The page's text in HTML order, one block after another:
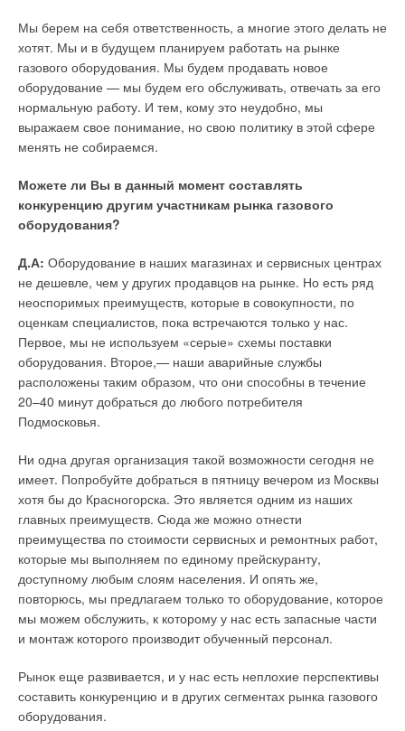
Мы берем на себя ответственность, а многие этого делать не
хотят. Мы и в будущем планируем работать на рынке
газового оборудования. Мы будем продавать новое
оборудование — мы будем его обслуживать, отвечать за его
нормальную работу. И тем, кому это неудобно, мы
выражаем свое понимание, но свою политику в этой сфере
менять не собираемся.
Можете ли Вы в данный момент составлять
конкуренцию другим участникам рынка газового
оборудования?
Д.А: Оборудование в наших магазинах и сервисных центрах
не дешевле, чем у других продавцов на рынке. Но есть ряд
неоспоримых преимуществ, которые в совокупности, по
оценкам специалистов, пока встречаются только у нас.
Первое, мы не используем «серые» схемы поставки
оборудования. Второе,— наши аварийные службы
расположены таким образом, что они способны в течение
20–40 минут добраться до любого потребителя
Подмосковья.
Ни одна другая организация такой возможности сегодня не
имеет. Попробуйте добраться в пятницу вечером из Москвы
хотя бы до Красногорска. Это является одним из наших
главных преимуществ. Сюда же можно отнести
преимущества по стоимости сервисных и ремонтных работ,
которые мы выполняем по единому прейскуранту,
доступному любым слоям населения. И опять же,
повторюсь, мы предлагаем только то оборудование, которое
мы можем обслужить, к которому у нас есть запасные части
и монтаж которого производит обученный персонал.
Рынок еще развивается, и у нас есть неплохие перспективы
составить конкуренцию и в других сегментах рынка газового
оборудования.